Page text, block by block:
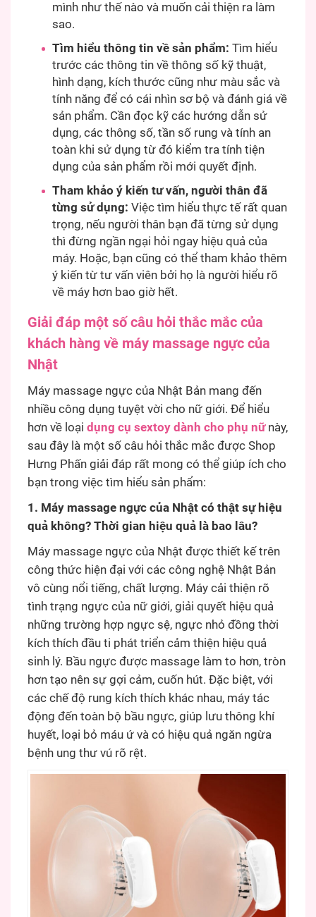
mình như thế nào và muốn cải thiện ra làm
sao.
Tìm hiểu thông tin về sản phẩm: Tìm hiểu
trước các thông tin về thông số kỹ thuật,
hình dạng, kích thước cũng như màu sắc và
tính năng để có cái nhìn sơ bộ và đánh giá về
sản phẩm. Cần đọc kỹ các hướng dẫn sử
dụng, các thông số, tần số rung và tính an
toàn khi sử dụng từ đó kiểm tra tính tiện
dụng của sản phẩm rồi mới quyết định.
Tham khảo ý kiến tư vấn, người thân đã
từng sử dụng: Việc tìm hiểu thực tế rất quan
trọng, nếu người thân bạn đã từng sử dụng
thì đừng ngần ngại hỏi ngay hiệu quả của
máy. Hoặc, bạn cũng có thể tham khảo thêm
ý kiến từ tư vấn viên bởi họ là người hiểu rõ
về máy hơn bao giờ hết.
Giải đáp một số câu hỏi thắc mắc của
khách hàng về máy massage ngực của
Nhật
Máy massage ngực của Nhật Bản mang đến
nhiều công dụng tuyệt vời cho nữ giới. Để hiểu
hơn về loại dụng cụ sextoy dành cho phụ nữnày,
sau đây là một số câu hỏi thắc mắc được Shop
Hưng Phấn giải đáp rất mong có thể giúp ích cho
bạn trong việc tìm hiểu sản phẩm:
1. Máy massage ngực của Nhật có thật sự hiệu
quả không? Thời gian hiệu quả là bao lâu?
Máy massage ngực của Nhật được thiết kế trên
công thức hiện đại với các công nghệ Nhật Bản
vô cùng nổi tiếng, chất lượng. Máy cải thiện rõ
tình trạng ngực của nữ giới, giải quyết hiệu quả
những trường hợp ngực sệ, ngực nhỏ đồng thời
kích thích đầu ti phát triển cảm thiện hiệu quả
sinh lý. Bầu ngực được massage làm to hơn, tròn
hơn tạo nên sự gợi cảm, cuốn hút. Đặc biệt, với
các chế độ rung kích thích khác nhau, máy tác
động đến toàn bộ bầu ngực, giúp lưu thông khí
huyết, loại bỏ máu ứ và có hiệu quả ngăn ngừa
bệnh ung thư vú rõ rệt.